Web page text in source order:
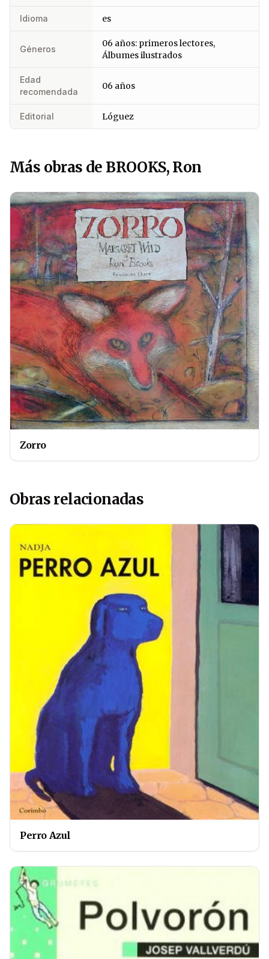
Idioma es
Géneros
06 años: primeros lectores,
Álbumes ilustrados
Edad
recomendada
06 años
Editorial Lóguez
Más obras de BROOKS, Ron
Zorro
Obras relacionadas
Perro Azul